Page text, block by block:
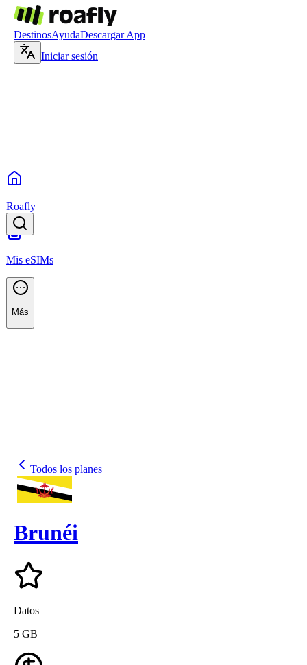
DestinosAyudaDescargar App
Iniciar sesión
Roafly
Mis eSIMs
Más
Todos los planes
Brunéi
Datos
5 GB